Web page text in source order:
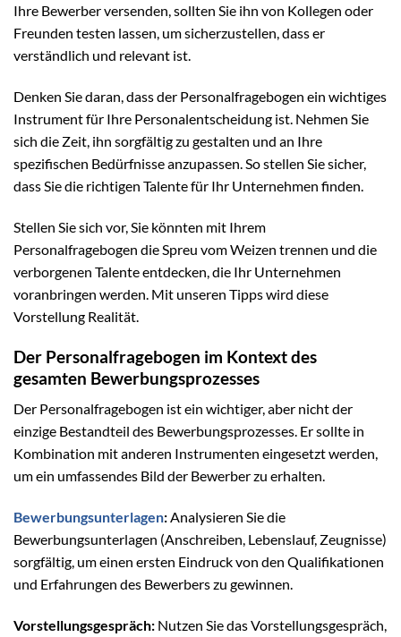
Ihre Bewerber versenden, sollten Sie ihn von Kollegen oder
Freunden testen lassen, um sicherzustellen, dass er
verständlich und relevant ist.
Denken Sie daran, dass der Personalfragebogen ein wichtiges
Instrument für Ihre Personalentscheidung ist. Nehmen Sie
sich die Zeit, ihn sorgfältig zu gestalten und an Ihre
spezifischen Bedürfnisse anzupassen. So stellen Sie sicher,
dass Sie die richtigen Talente für Ihr Unternehmen finden.
Stellen Sie sich vor, Sie könnten mit Ihrem
Personalfragebogen die Spreu vom Weizen trennen und die
verborgenen Talente entdecken, die Ihr Unternehmen
voranbringen werden. Mit unseren Tipps wird diese
Vorstellung Realität.
Der Personalfragebogen im Kontext des
gesamten Bewerbungsprozesses
Der Personalfragebogen ist ein wichtiger, aber nicht der
einzige Bestandteil des Bewerbungsprozesses. Er sollte in
Kombination mit anderen Instrumenten eingesetzt werden,
um ein umfassendes Bild der Bewerber zu erhalten.
Bewerbungsunterlagen:Analysieren Sie die
Bewerbungsunterlagen (Anschreiben, Lebenslauf, Zeugnisse)
sorgfältig, um einen ersten Eindruck von den Qualifikationen
und Erfahrungen des Bewerbers zu gewinnen.
Vorstellungsgespräch: Nutzen Sie das Vorstellungsgespräch,